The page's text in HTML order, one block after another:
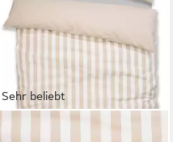
Sehr beliebt